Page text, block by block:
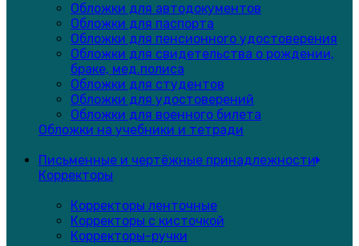
Обложки для автодокументов
Обложки для паспорта
Обложки для пенсионного удостоверения
Обложки для свидетельства о рождении,
браке, мед.полиса
Обложки для студентов
Обложки для удостоверений
Обложки для военного билета
Обложки на учебники и тетради
Письменные и чертёжные принадлежности
Корректоры
Корректоры ленточные
Корректоры с кисточкой
Корректоры-ручки